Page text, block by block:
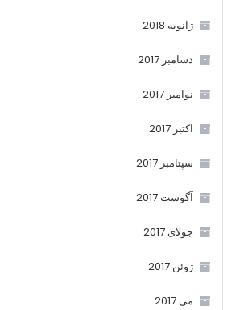
ژانویه 2018
دسامبر 2017
نوامبر 2017
اکتبر 2017
سپتامبر 2017
آگوست 2017
جولای 2017
ژوئن 2017
می 2017